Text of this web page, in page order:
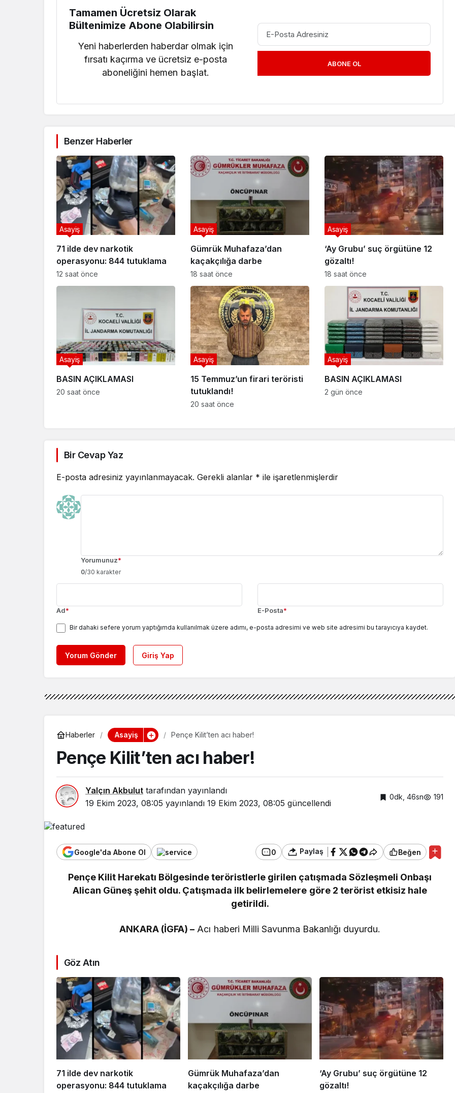
Tamamen Ücretsiz Olarak
Bültenimize Abone Olabilirsin
Yeni haberlerden haberdar olmak için
fırsatı kaçırma ve ücretsiz e-posta
aboneliğini hemen başlat.
ABONE OL
Benzer Haberler
71 ilde dev narkotik
operasyonu: 844 tutuklama
Asayiş
12 saat önce
Gümrük Muhafaza’dan
kaçakçılığa darbe
Asayiş
18 saat önce
‘Ay Grubu’ suç örgütüne 12
gözaltı!
Asayiş
18 saat önce
BASIN AÇIKLAMASI
Asayiş
20 saat önce
15 Temmuz’un firari teröristi
tutuklandı!
Asayiş
20 saat önce
BASIN AÇIKLAMASI
Asayiş
2 gün önce
Bir Cevap Yaz
E-posta adresiniz yayınlanmayacak. Gerekli alanlar * ile işaretlenmişlerdir
Yorumunuz*
0/30 karakter
Ad* E-Posta*
Bir dahaki sefere yorum yaptığımda kullanılmak üzere adımı, e-posta adresimi ve web site adresimi bu tarayıcıya kaydet.
Yorum Gönder Giriş Yap
Haberler Asayiş Pençe Kilit’ten acı haber!
Pençe Kilit’ten acı haber!
Yalçın Akbulut tarafından yayınlandı
19 Ekim 2023, 08:05 yayınlandı 19 Ekim 2023, 08:05 güncellendi
0dk, 46sn 191
Google'da Abone Ol 0 Paylaş Beğen
Pençe Kilit Harekatı Bölgesinde teröristlerle girilen çatışmada Sözleşmeli Onbaşı
Alican Güneş şehit oldu. Çatışmada ilk belirlemelere göre 2 terörist etkisiz hale
getirildi.
ANKARA (İGFA) – Acı haberi Milli Savunma Bakanlığı duyurdu.
Göz Atın
71 ilde dev narkotik
operasyonu: 844 tutuklama
Gümrük Muhafaza’dan
kaçakçılığa darbe
‘Ay Grubu’ suç örgütüne 12
gözaltı!